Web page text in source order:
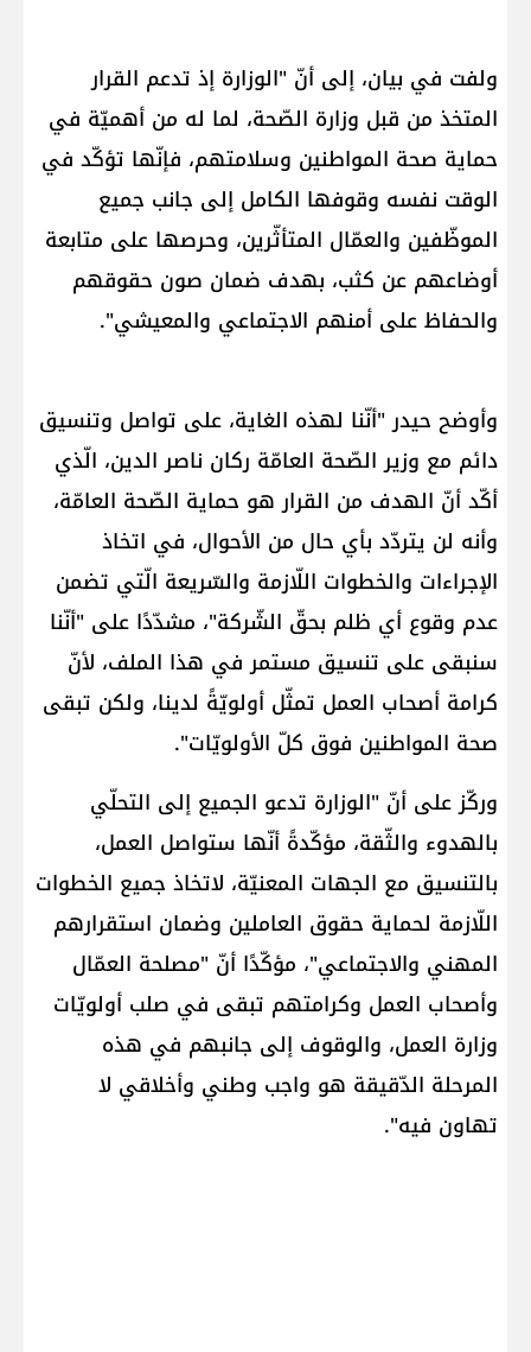
ولفت في بيان، إلى أنّ "الوزارة إذ تدعم القرار
المتخذ من قبل وزارة الصّحة، لما له من أهميّة في
حماية صحة المواطنين وسلامتهم، فإنّها تؤكّد في
الوقت نفسه وقوفها الكامل إلى جانب جميع
الموظّفين والعمّال المتأثّرين، وحرصها على متابعة
أوضاعهم عن كثب، بهدف ضمان صون حقوقهم
والحفاظ على أمنهم الاجتماعي والمعيشي".
وأوضح حيدر "أنّنا لهذه الغاية، على تواصل وتنسيق
دائم مع وزير الصّحة العامّة ​ركان ناصر الدين​، الّذي
أكّد أنّ الهدف من القرار هو حماية الصّحة العامّة،
وأنه لن يتردّد بأي حال من الأحوال، في اتخاذ
الإجراءات والخطوات اللّازمة والسّريعة الّتي تضمن
عدم وقوع أي ظلم بحقّ الشّركة"، مشدّدًا على "أنّنا
سنبقى على تنسيق مستمر في هذا الملف، لأنّ
كرامة أصحاب العمل تمثّل أولويّةً لدينا، ولكن تبقى
صحة المواطنين فوق كلّ الأولويّات".
وركّز على أنّ "الوزارة تدعو الجميع إلى التحلّي
بالهدوء والثّقة، مؤكّدةً أنّها ستواصل العمل،
بالتنسيق مع الجهات المعنيّة، لاتخاذ جميع الخطوات
اللّازمة لحماية حقوق العاملين وضمان استقرارهم
المهني والاجتماعي"، مؤكّدًا أنّ "مصلحة العمّال
وأصحاب العمل وكرامتهم تبقى في صلب أولويّات
وزارة العمل، والوقوف إلى جانبهم في هذه
المرحلة الدّقيقة هو واجب وطني وأخلاقي لا
تهاون فيه".